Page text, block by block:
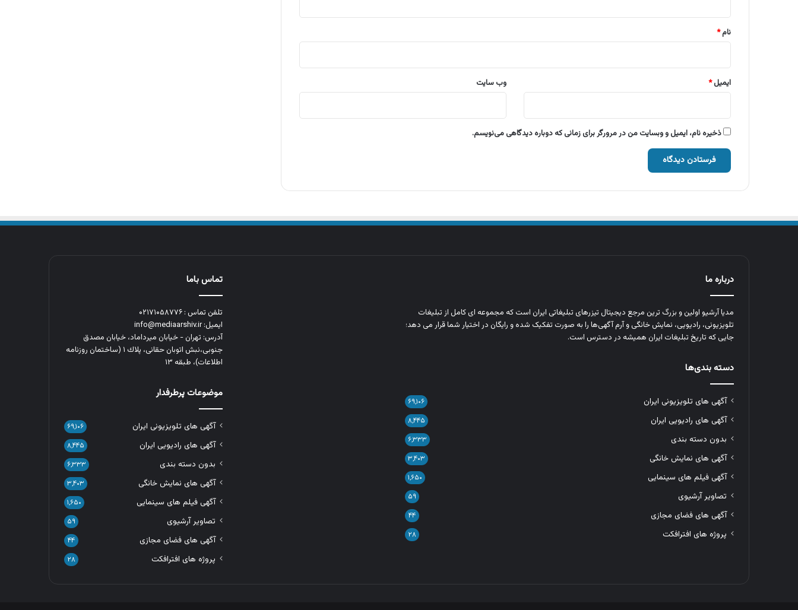
نام*
ایمیل* وب‌ سایت
ذخیره نام، ایمیل و وبسایت من در مرورگر برای زمانی که دوباره دیدگاهی می‌نویسم.
درباره ما
مدیا آرشیو اولین و بزرگ‌ ترین مرجع دیجیتال تیزرهای تبلیغاتی ایران است که مجموعه‌ ای کامل از تبلیغات
تلویزیونی، رادیویی، نمایش خانگی و آرم‌ آگهی‌ها را به‌ صورت تفکیک‌ شده و رایگان در اختیار شما قرار می‌ دهد؛
جایی که تاریخ تبلیغات ایران همیشه در دسترس است.
دسته بندی‌ها
آگهی های تلویزیونی ایران ۶۹,۱۰۶
آگهی های رادیویی ایران ۸,۴۴۵
بدون دسته بندی ۶,۳۳۳
آگهی های نمایش خانگی ۳,۴۰۳
آگهی فیلم های سینمایی ۱,۶۵۰
تصاویر آرشیوی ۵۹
آگهی های فضای مجازی ۴۴
پروژه های افترافکت ۲۸
تماس باما
تلفن تماس : ۰۲۱۷۱۰۵۸۷۷۶
ایمیل: info@mediaarshiv.ir
آدرس: تهران - خیابان میرداماد، خیابان مصدق
جنوبی،نبش اتوبان حقانی، پلاك ١ (ساختمان روزنامه
اطلاعات)، طبقه ۱۳
موضوعات پرطرفدار
آگهی های تلویزیونی ایران ۶۹,۱۰۶
آگهی های رادیویی ایران ۸,۴۴۵
بدون دسته بندی ۶,۳۳۳
آگهی های نمایش خانگی ۳,۴۰۳
آگهی فیلم های سینمایی ۱,۶۵۰
تصاویر آرشیوی ۵۹
آگهی های فضای مجازی ۴۴
پروژه های افترافکت ۲۸